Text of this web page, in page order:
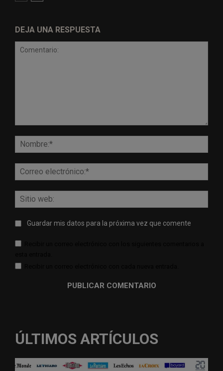
DEJA UNA RESPUESTA
Guardar mis datos para la próxima vez que comente
ÚLTIMOS ARTÍCULOS